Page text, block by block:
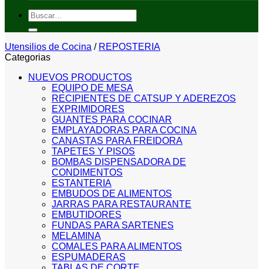
Buscar
por:
Utensilios de Cocina / REPOSTERIA
Categorias
NUEVOS PRODUCTOS
EQUIPO DE MESA
RECIPIENTES DE CATSUP Y ADEREZOS
EXPRIMIDORES
GUANTES PARA COCINAR
EMPLAYADORAS PARA COCINA
CANASTAS PARA FREIDORA
TAPETES Y PISOS
BOMBAS DISPENSADORA DE
CONDIMENTOS
ESTANTERIA
EMBUDOS DE ALIMENTOS
JARRAS PARA RESTAURANTE
EMBUTIDORES
FUNDAS PARA SARTENES
MELAMINA
COMALES PARA ALIMENTOS
ESPUMADERAS